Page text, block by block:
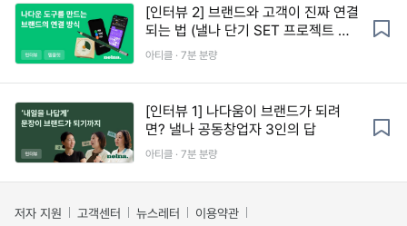
[인터뷰 2] 브랜드와 고객이 진짜 연결
되는 법 (낼나 단기 SET 프로젝트 트
래커 제공)
아티클 · 7분 분량
[인터뷰 1] 나다움이 브랜드가 되려
면? 낼나 공동창업자 3인의 답
아티클 · 7분 분량
저자 지원 고객센터 뉴스레터
이용약관